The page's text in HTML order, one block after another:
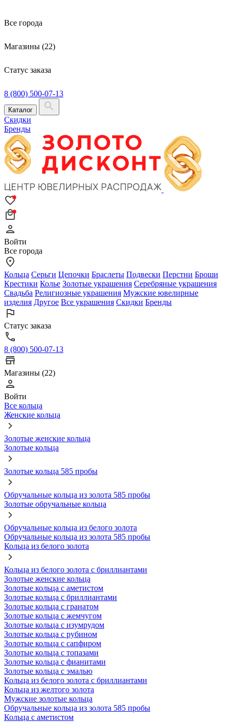
Все города
Магазины (22)
Статус заказа
8 (800) 500-07-13
Каталог
Скидки
Бренды
Войти
Все города
Кольца Серьги Цепочки Браслеты Подвески Перстни Броши
Крестики Колье Золотые украшения Серебряные украшения
Свадьба Религиозные украшения Мужские ювелирные
изделия Другое Все украшения Скидки Бренды
Статус заказа
8 (800) 500-07-13
Магазины (22)
Войти
Все кольца
Женские кольца
Золотые женские кольца
Золотые кольца
Золотые кольца 585 пробы
Обручальные кольца из золота 585 пробы
Золотые обручальные кольца
Обручальные кольца из белого золота
Обручальные кольца из золота 585 пробы
Кольца из белого золота
Кольца из белого золота с бриллиантами
Золотые женские кольца
Золотые кольца с аметистом
Золотые кольца с бриллиантами
Золотые кольца с гранатом
Золотые кольца с жемчугом
Золотые кольца с изумрудом
Золотые кольца с рубином
Золотые кольца с сапфиром
Золотые кольца с топазами
Золотые кольца с фианитами
Золотые кольца с эмалью
Кольца из белого золота с бриллиантами
Кольца из желтого золота
Мужские золотые кольца
Обручальные кольца из золота 585 пробы
Кольца с аметистом